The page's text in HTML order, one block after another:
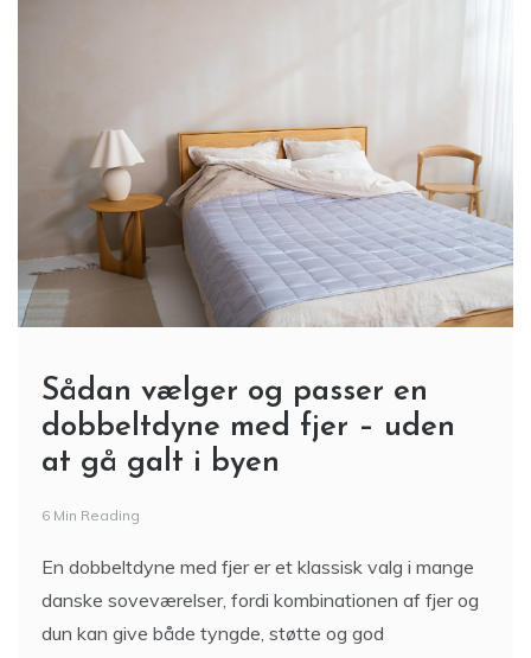
Sådan vælger og passer en
dobbeltdyne med fjer – uden
at gå galt i byen
6 Min Reading
En dobbeltdyne med fjer er et klassisk valg i mange
danske soveværelser, fordi kombinationen af fjer og
dun kan give både tyngde, støtte og god